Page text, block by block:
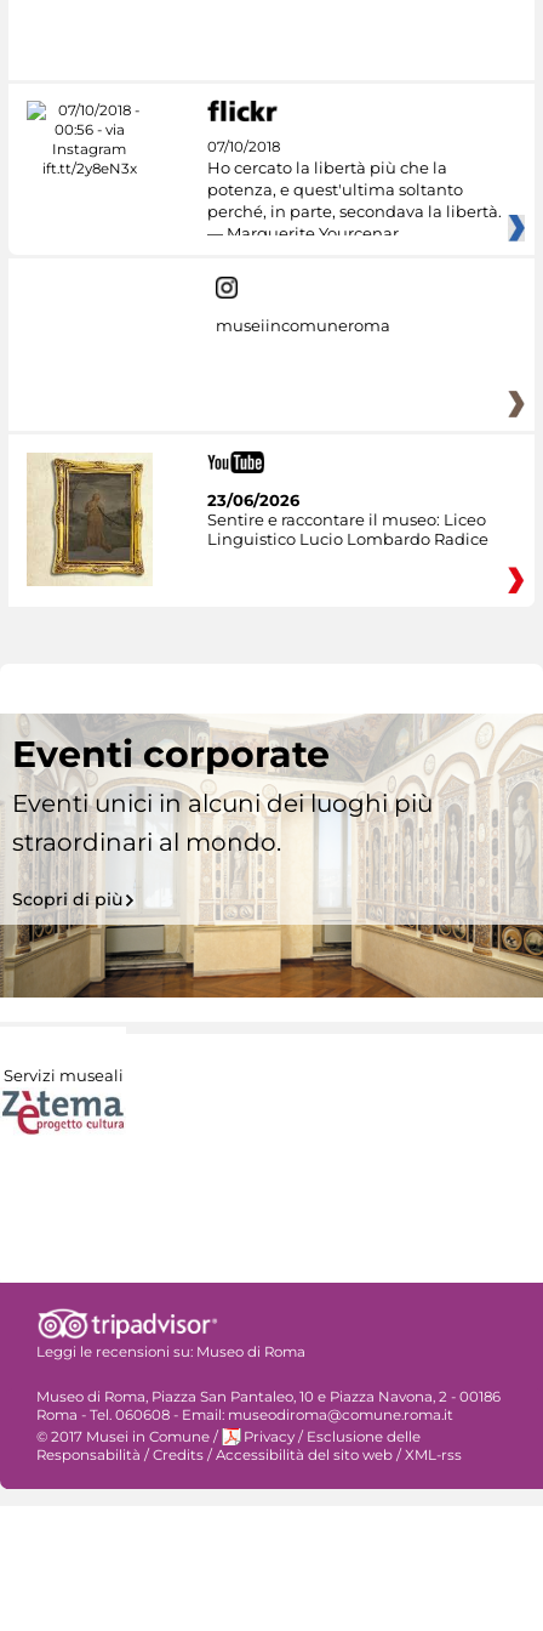
07/10/2018
Ho cercato la libertà più che la
potenza, e quest'ultima soltanto
perché, in parte, secondava la libertà.
— Marguerite Yourcenar
museiincomuneroma
23/06/2026
Sentire e raccontare il museo: Liceo
Linguistico Lucio Lombardo Radice
Eventi corporate
Eventi unici in alcuni dei luoghi più
straordinari al mondo.
Scopri di più
Servizi museali
Leggi le recensioni su: Museo di Roma
Museo di Roma, Piazza San Pantaleo, 10 e Piazza Navona, 2 - 00186
Roma - Tel. 060608 - Email: museodiroma@comune.roma.it
© 2017 Musei in Comune / Privacy / Esclusione delle
Responsabilità / Credits / Accessibilità del sito web / XML-rss